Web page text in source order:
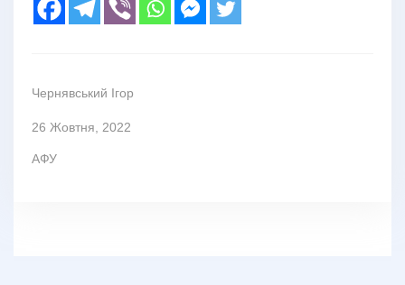
Чернявський Ігор
26 Жовтня, 2022
АФУ